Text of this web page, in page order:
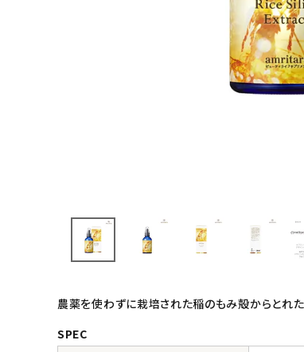
インナー・下着・ナイトウェア
キッチン用品
農薬を使わずに栽培された稲のもみ殻からとれ
SPEC